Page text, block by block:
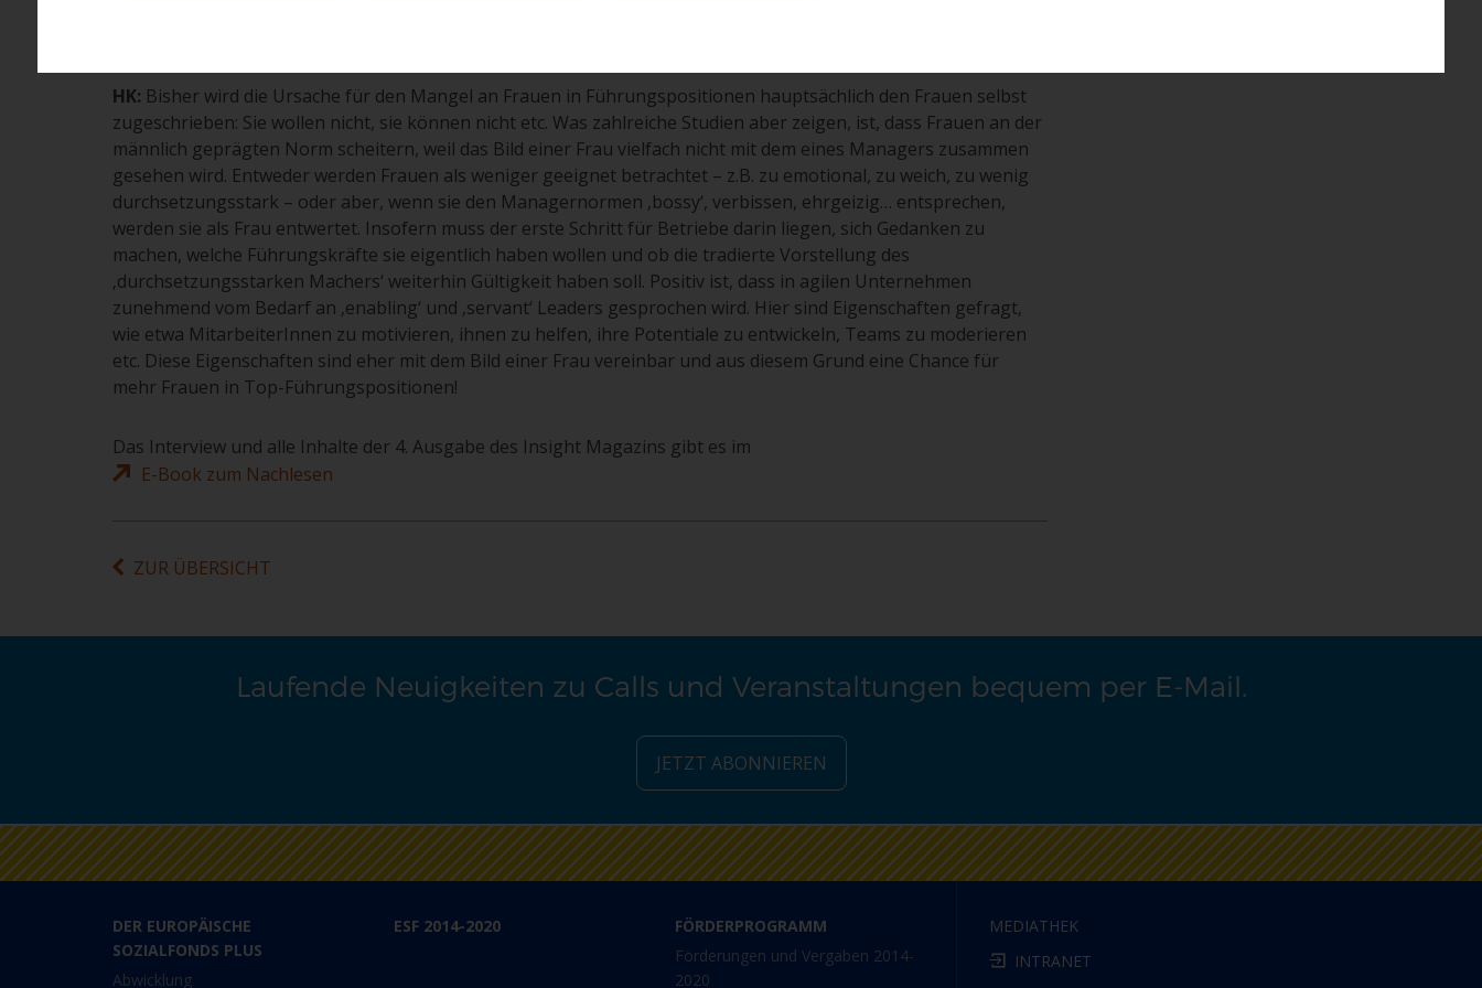
HK: Bisher wird die Ursache für den Mangel an Frauen in Führungspositionen hauptsächlich den Frauen selbst
zugeschrieben: Sie wollen nicht, sie können nicht etc. Was zahlreiche Studien aber zeigen, ist, dass Frauen an der
männlich geprägten Norm scheitern, weil das Bild einer Frau vielfach nicht mit dem eines Managers zusammen
gesehen wird. Entweder werden Frauen als weniger geeignet betrachtet – z.B. zu emotional, zu weich, zu wenig
durchsetzungsstark – oder aber, wenn sie den Managernormen ‚bossy‘, verbissen, ehrgeizig… entsprechen,
werden sie als Frau entwertet. Insofern muss der erste Schritt für Betriebe darin liegen, sich Gedanken zu
machen, welche Führungskräfte sie eigentlich haben wollen und ob die tradierte Vorstellung des
‚durchsetzungsstarken Machers‘ weiterhin Gültigkeit haben soll. Positiv ist, dass in agilen Unternehmen
zunehmend vom Bedarf an ‚enabling‘ und ‚servant‘ Leaders gesprochen wird. Hier sind Eigenschaften gefragt,
wie etwa MitarbeiterInnen zu motivieren, ihnen zu helfen, ihre Potentiale zu entwickeln, Teams zu moderieren
etc. Diese Eigenschaften sind eher mit dem Bild einer Frau vereinbar und aus diesem Grund eine Chance für
mehr Frauen in Top-Führungspositionen!
Das Interview und alle Inhalte der 4. Ausgabe des Insight Magazins gibt es im
E-Book zum Nachlesen
ZUR ÜBERSICHT
Laufende Neuigkeiten zu Calls und Veranstaltungen bequem per E-Mail.
JETZT ABONNIEREN
DER EUROPÄISCHE
SOZIALFONDS PLUS
Abwicklung
ESF 2014-2020
FÖRDERPROGRAMM
Förderungen und Vergaben 2014-
2020
MEDIATHEK
INTRANET